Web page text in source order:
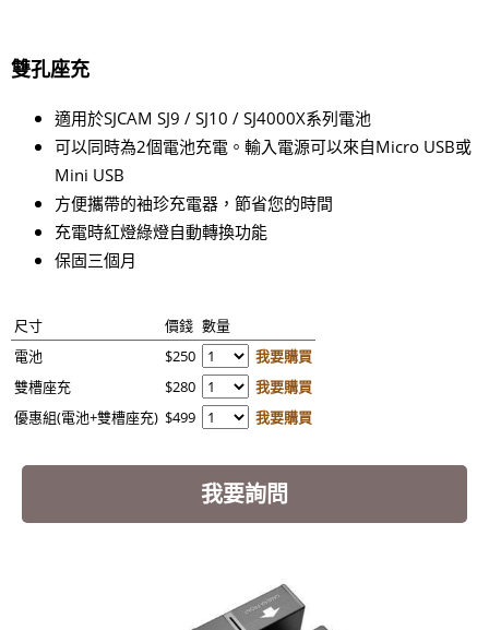
雙孔座充
適用於SJCAM SJ9 / SJ10 / SJ4000X系列電池
可以同時為2個電池充電。輸入電源可以來自Micro USB或
Mini USB
方便攜帶的袖珍充電器，節省您的時間
充電時紅燈綠燈自動轉換功能
​保固三個月
尺寸 價錢 數量
電池
$250
我要購買
雙槽座充
$280
我要購買
優惠組(電池+雙槽座充) $499 我要購買
我要詢問